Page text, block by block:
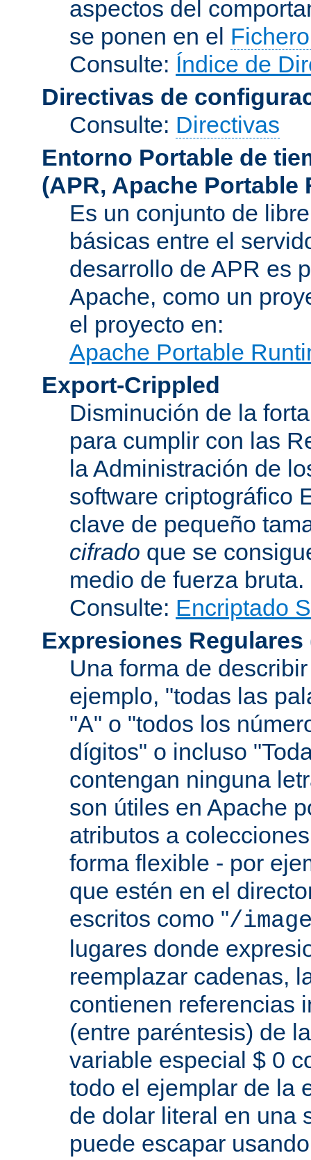
aspectos del
se ponen en el
Consulte: Índice de
Directivas de
Consulte: Directivas
Entorno Portable de
(APR, Apache Portable
Es un conjunto de
básicas entre el
desarrollo de APR es
Apache, como un
el proyecto en:
Apache Portable
Export-Crippled
Disminución de la
para cumplir con las
la Administración de
software criptográfico
clave de pequeño
cifrado que se
medio de fuerza bruta.
Consulte: Encriptado
Expresiones Regulares
Una forma de
ejemplo, "todas las
"A" o "todos los
dígitos" o incluso
contengan ninguna
son útiles en Apache
atributos a
forma flexible - por
que estén en el
escritos como "/
lugares donde
reemplazar cadenas,
contienen referencias
(entre paréntesis) de
variable especial $ 0
todo el ejemplar de la
de dolar literal en una
puede escapar